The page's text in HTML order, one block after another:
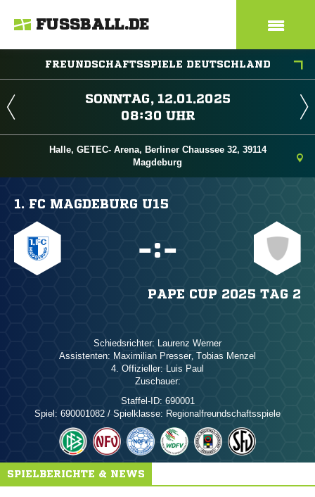
FUSSBALL.DE
FREUNDSCHAFTSSPIELE DEUTSCHLAND
 
 
Halle, GETEC- Arena, Berliner Chaussee 32, 39114
Magdeburg
1. FC MAGDEBURG U15
:
PAPE CUP 2025 TAG 2
Schiedsrichter:  
Assistenten:  ,  
4. Offizieller:  
Zuschauer:
Staffel-ID: 690001
Spiel: 690001082 / Spielklasse: Regionalfreundschaftsspiele
SPIELBERICHTE & NEWS